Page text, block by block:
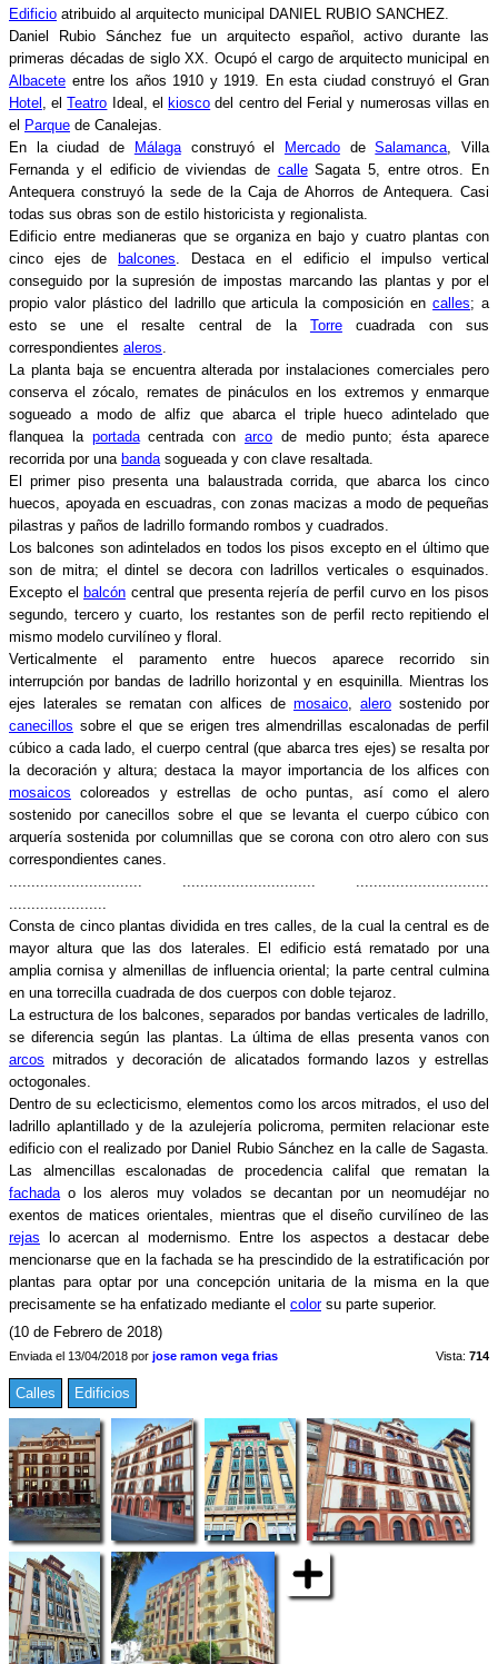
Edificio atribuido al arquitecto municipal DANIEL RUBIO SANCHEZ.
Daniel Rubio Sánchez fue un arquitecto español, activo durante las
primeras décadas de siglo XX. Ocupó el cargo de arquitecto municipal en
Albacete entre los años 1910 y 1919. En esta ciudad construyó el Gran
Hotel , elTeatro Ideal, elkiosco del centro del Ferial y numerosas villas en
el Parque de Canalejas.
En la ciudad de Málagaconstruyó el MercadodeSalamanca , Villa
Fernanda y el edificio de viviendas de calleSagata 5, entre otros. En
Antequera construyó la sede de la Caja de Ahorros de Antequera. Casi
todas sus obras son de estilo historicista y regionalista.
Edificio entre medianeras que se organiza en bajo y cuatro plantas con
cinco ejes debalcones . Destaca en el edificio el impulso vertical
conseguido por la supresión de impostas marcando las plantas y por el
propio valor plástico del ladrillo que articula la composición encalles; a
esto se une el resalte central de la Torrecuadrada con sus
correspondientes aleros
La planta baja se encuentra alterada por instalaciones comerciales pero
conserva el zócalo, remates de pináculos en los extremos y enmarque
sogueado a modo de alfiz que abarca el triple hueco adintelado que
flanquea la portadacentrada conarco de medio punto; ésta aparece
recorrida por una banda sogueada y con clave resaltada.
El primer piso presenta una balaustrada corrida, que abarca los cinco
huecos, apoyada en escuadras, con zonas macizas a modo de pequeñas
pilastras y paños de ladrillo formando rombos y cuadrados.
Los balcones son adintelados en todos los pisos excepto en el último que
son de mitra; el dintel se decora con ladrillos verticales o esquinados.
Excepto el balcón central que presenta rejería de perfil curvo en los pisos
segundo, tercero y cuarto, los restantes son de perfil recto repitiendo el
mismo modelo curvilíneo y floral.
Verticalmente el paramento entre huecos aparece recorrido sin
interrupción por bandas de ladrillo horizontal y en esquinilla. Mientras los
ejes laterales se rematan con alfices de mosaico alero sostenido por
canecillos sobre el que se erigen tres almendrillas escalonadas de perfil
cúbico a cada lado, el cuerpo central (que abarca tres ejes) se resalta por
la decoración y altura; destaca la mayor importancia de los alfices con
mosaicos coloreados y estrellas de ocho puntas, así como el alero
sostenido por canecillos sobre el que se levanta el cuerpo cúbico con
arquería sostenida por columnillas que se corona con otro alero con sus
correspondientes canes.
Consta de cinco plantas dividida en tres calles, de la cual la central es de
mayor altura que las dos laterales. El edificio está rematado por una
amplia cornisa y almenillas de influencia oriental; la parte central culmina
en una torrecilla cuadrada de dos cuerpos con doble tejaroz.
La estructura de los balcones, separados por bandas verticales de ladrillo,
se diferencia según las plantas. La última de ellas presenta vanos con
arcos mitrados y decoración de alicatados formando lazos y estrellas
octogonales.
Dentro de su eclecticismo, elementos como los arcos mitrados, el uso del
ladrillo aplantillado y de la azulejería policroma, permiten relacionar este
edificio con el realizado por Daniel Rubio Sánchez en la calle de Sagasta.
Las almencillas escalonadas de procedencia califal que rematan la
fachada o los aleros muy volados se decantan por un neomudéjar no
exentos de matices orientales, mientras que el diseño curvilíneo de las
rejas lo acercan al modernismo. Entre los aspectos a destacar debe
mencionarse que en la fachada se ha prescindido de la estratificación por
plantas para optar por una concepción unitaria de la misma en la que
precisamente se ha enfatizado mediante el colorsu parte superior.
(10 de Febrero de 2018)
Enviada el 13/04/2018 por jose ramon vega frias Vista: 714
Calles Edificios